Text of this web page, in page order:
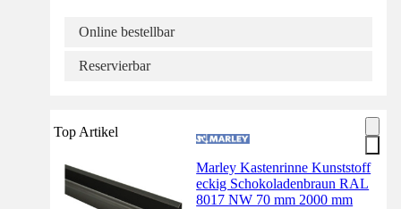
Online bestellbar
Reservierbar
Top Artikel
Marley Kastenrinne Kunststoff
eckig Schokoladenbraun RAL
8017 NW 70 mm 2000 mm